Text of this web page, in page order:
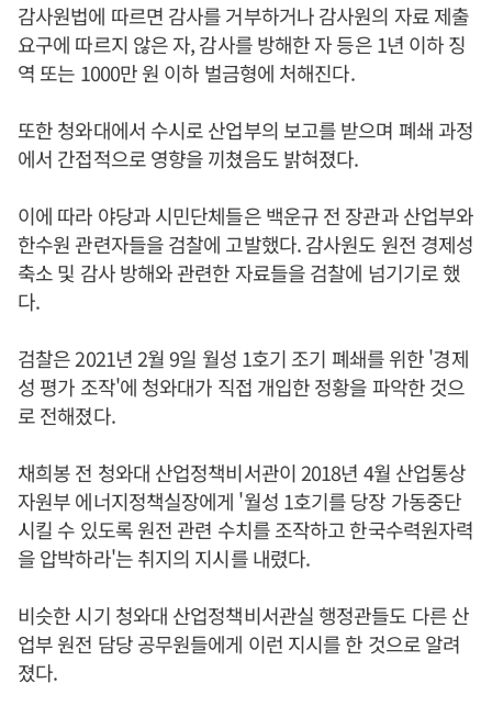
감사원법에 따르면 감사를 거부하거나 감사원의 자료 제출
요구에 따르지 않은 자, 감사를 방해한 자 등은 1년 이하 징
역 또는 1000만 원 이하 벌금형에 처해진다.
또한 청와대에서 수시로 산업부의 보고를 받으며 폐쇄 과정
에서 간접적으로 영향을 끼쳤음도 밝혀졌다.
이에 따라 야당과 시민단체들은 백운규 전 장관과 산업부와
한수원 관련자들을 검찰에 고발했다. 감사원도 원전 경제성
축소 및 감사 방해와 관련한 자료들을 검찰에 넘기기로 했
다.
검찰은 2021년 2월 9일 월성 1호기 조기 폐쇄를 위한 '경제
성 평가 조작'에 청와대가 직접 개입한 정황을 파악한 것으
로 전해졌다.
채희봉 전 청와대 산업정책비서관이 2018년 4월 산업통상
자원부 에너지정책실장에게 '월성 1호기를 당장 가동중단
시킬 수 있도록 원전 관련 수치를 조작하고 한국수력원자력
을 압박하라'는 취지의 지시를 내렸다.
비슷한 시기 청와대 산업정책비서관실 행정관들도 다른 산
업부 원전 담당 공무원들에게 이런 지시를 한 것으로 알려
졌다.